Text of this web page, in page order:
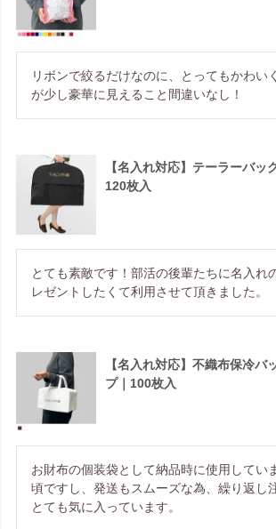
リボンで絞るだけなのに、とってもかわい
が少し豪華に見えること間違いなし！
【名入れ対応】テーラーバッ
120枚入
とても素敵です！部活の後輩たちに名入れ
レゼントしたくて利用させて頂きました。
【名入れ対応】不織布保冷
プ｜100枚入
お財布の個装袋として納品時に使用してい
頃ですし、発送もスムーズな為、繰り返し
とても気に入っています。